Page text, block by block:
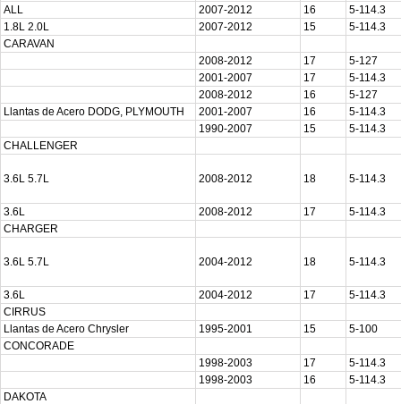
ALL
2007-2012 16
5-114.3
1.8L 2.0L
2007-2012 15
5-114.3
CARAVAN
2008-2012
17
5-127
2001-2007
17
5-114.3
2008-2012
16
5-127
Llantas de Acero DODG, PLYMOUTH
2001-2007 16
5-114.3
1990-2007
15
5-114.3
CHALLENGER
3.6L 5.7L 2008-2012 18 5-114.3
3.6L 2008-2012 17
5-114.3
CHARGER
3.6L 5.7L 2004-2012 18 5-114.3
3.6L 2004-2012 17
5-114.3
CIRRUS
Llantas de Acero Chrysler
1995-2001 15
5-100
CONCORADE
1998-2003
17
5-114.3
1998-2003
16
5-114.3
DAKOTA